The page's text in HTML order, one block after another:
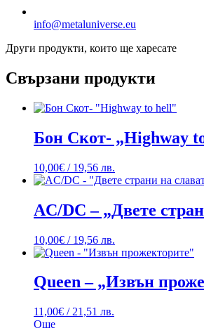
info@metaluniverse.eu
Други продукти, които ще харесате
Свързани продукти
Бон Скот- „Highway
10,00€ / 19,56 лв.
AC/DC – „Двете
10,00€ / 19,56 лв.
Queen – „Извън
11,00€ / 21,51 лв.
Още